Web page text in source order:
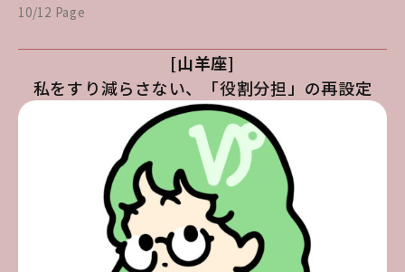
10/12 Page
[山羊座]
私をすり減らさない、「役割分担」の再設定